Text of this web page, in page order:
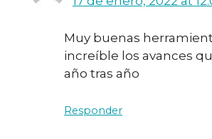
Muy buenas
increíble los avances
año tras año
Responder